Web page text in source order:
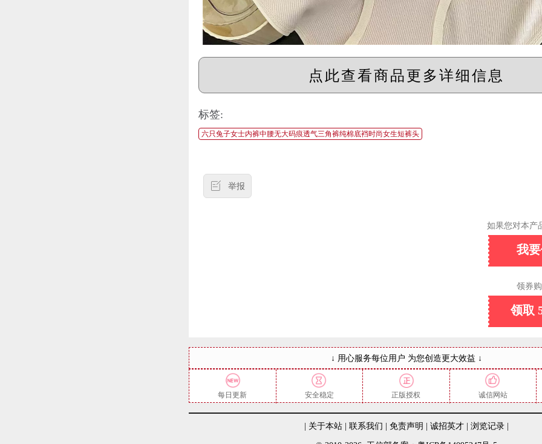
点此查看商品更多详细信息
标签:
六只兔子女士内裤中腰无大码痕透气三角裤纯棉底裆时尚女生短裤头
举报
如果您对本产
我
领券
领取
↓ 用心服务每位用户 为您创造更大效益 ↓
每日更新 安全稳定 正版授权 诚信网站
关于本站 联系我们 免责声明 诚招英才 浏览记录